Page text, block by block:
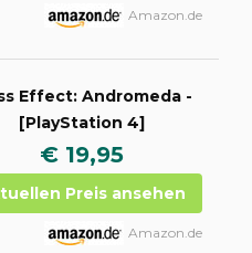
Amazon.de
Effect: Andromeda -
[PlayStation 4]
€ 19,95
Preis ansehen
Amazon.de